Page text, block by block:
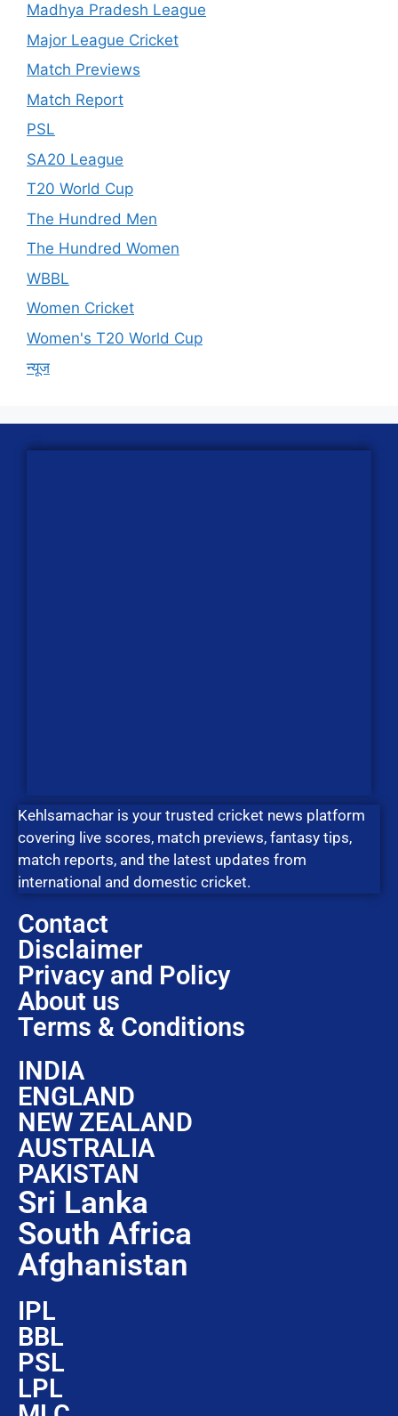
Madhya Pradesh League
Major League Cricket
Match Previews
Match Report
PSL
SA20 League
T20 World Cup
The Hundred Men
The Hundred Women
WBBL
Women Cricket
Women's T20 World Cup
न्यूज
Kehlsamachar is your trusted cricket news platform
covering live scores, match previews, fantasy tips,
match reports, and the latest updates from
international and domestic cricket.
Contact
Disclaimer
Privacy and Policy
About us
Terms & Conditions
INDIA
ENGLAND
NEW ZEALAND
AUSTRALIA
PAKISTAN
Sri Lanka
South Africa
Afghanistan
IPL
BBL
PSL
LPL